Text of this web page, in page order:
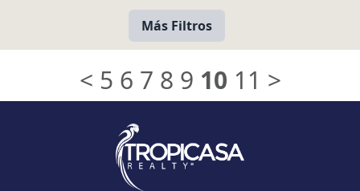
Más Filtros
< 5 6 7 8 9 10 11 >